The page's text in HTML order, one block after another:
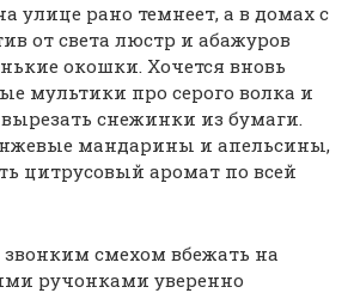
улице рано темнеет, а в домах с
от света люстр и абажуров
окошки. Хочется вновь
мультики про серого волка и
снежинки из бумаги.
мандарины и апельсины,
цитрусовый аромат по всей
звонким смехом вбежать на
ручонками уверенно